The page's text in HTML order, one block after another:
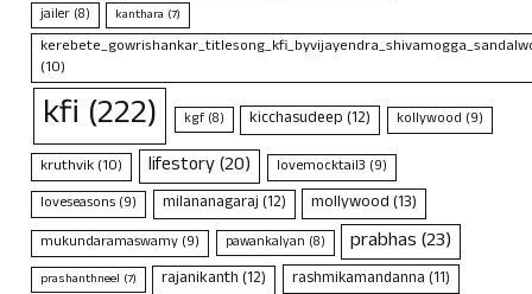
jailer (8) kanthara (7)
(10)
kfi (222) kgf(8) kicchasudeep(12) kollywood (9)
kruthvik(10) lifestory(20) lovemocktail3 (9)
loveseasons (9) milananagaraj(12) mollywood(13)
mukundaramaswamy (9) pawankalyan (8) prabhas(23)
prashanthneel (7) rajanikanth(12) rashmikamandanna(11)